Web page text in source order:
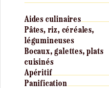
Aides culinaires
Pâtes, riz, céréales,
légumineuses
Bocaux, galettes, plats
cuisinés
Apéritif
Panification